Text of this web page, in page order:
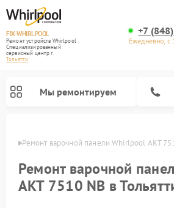
FIX-WHIRLPOOL
Ремонт устройств Whirlpool
Специализированный
cервисный центр г.
Тольятти
+7
Ежедневно,
Мы ремонтируем
Ремонт варочной панели Whirlpool AKT
Ремонт варочной
AKT 7510 NB в